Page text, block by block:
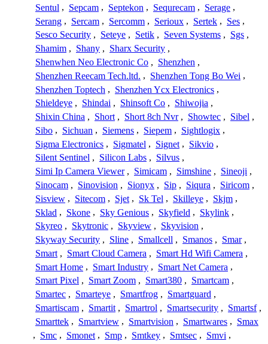
Sentul , Sepcam , Septekon , Sequrecam , Serage ,
Serang , Sercam , Sercomm , Serioux , Sertek , Ses ,
Sesco Security , Seteye , Setik , Seven Systems , Sgs ,
Shamim , Shany , Sharx Security ,
Shenwhen Neo Electronic Co , Shenzhen ,
Shenzhen Reecam Tech.ltd. , Shenzhen Tong Bo Wei ,
Shenzhen Toptech , Shenzhen Ycx Electronics ,
Shieldeye , Shindai , Shinsoft Co , Shiwojia ,
Shixin China , Short , Short 8ch Nvr , Showtec , Sibel ,
Sibo , Sichuan , Siemens , Siepem , Sightlogix ,
Sigma Electronics , Sigmatel , Signet , Sikvio ,
Silent Sentinel , Silicon Labs , Silvus ,
Simi Ip Camera Viewer , Simicam , Simshine , Sineoji ,
Sinocam , Sinovision , Sionyx , Sip , Siqura , Siricom ,
Sisview , Sitecom , Sjet , Sk Tel , Skilleye , Skjm ,
Sklad , Skone , Sky Genious , Skyfield , Skylink ,
Skyreo , Skytronic , Skyview , Skyvision ,
Skyway Security , Sline , Smallcell , Smanos , Smar ,
Smart , Smart Cloud Camera , Smart Hd Wifi Camera ,
Smart Home , Smart Industry , Smart Net Camera ,
Smart Pixel , Smart Zoom , Smart380 , Smartcam ,
Smartec , Smarteye , Smartfrog , Smartguard ,
Smartiscam , Smartit , Smartrol , Smartsecurity , Smartsf ,
Smarttek , Smartview , Smartvision , Smartwares , Smax
, Smc , Smonet , Smp , Smtkey , Smtsec , Smvi ,